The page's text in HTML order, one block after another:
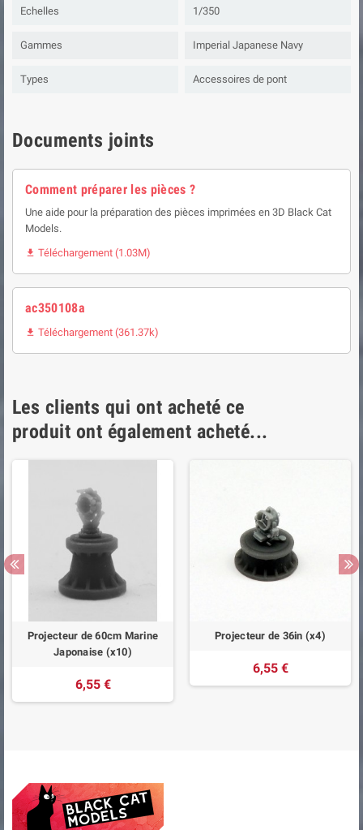
Echelles 1/350
Gammes Imperial Japanese Navy
Types Accessoires de pont
Documents joints
Comment préparer les pièces ?
Une aide pour la préparation des pièces imprimées en 3D Black Cat
Models.
 Téléchargement (1.03M)
ac350108a
 Téléchargement (361.37k)
Les clients qui ont acheté ce
produit ont également acheté...
Projecteur de 60cm Marine
Japonaise (x10)
6,55 €
Projecteur de 36in (x4)
6,55 €